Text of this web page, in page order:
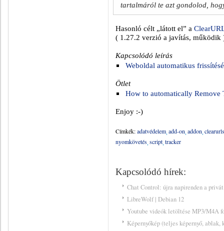
tartalmáról te azt gondolod,
Hasonló célt „látott el” a
( 1.27.2 verzió a javítás, működik
Kapcsolódó leírás
Weboldal automatikus
Ötlet
How to automatically
Enjoy :-)
Címkék:adatvédelem add-on addon clearurls
nyomkövetés script tracker
Kapcsolódó hírek:
Chat Control: újra napirenden a
LibreWolf | Debian 12
Youtube videók letöltése MP3/M4A
Képernyőkép (teljes képernyő,